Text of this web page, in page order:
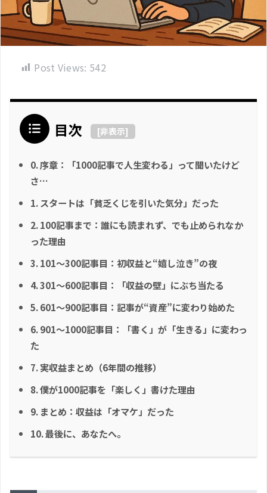
Post Views: 542
目次 [非表示]
0. 序章：「1000記事で人生変わる」って聞いたけど
さ…
1. スタートは「貧乏くじを引いた気分」だった
2. 100記事まで：誰にも読まれず、でも止められなか
った理由
3. 101〜300記事目：初収益と“嬉し泣き”の夜
4. 301〜600記事目：「収益の壁」にぶち当たる
5. 601〜900記事目：記事が“資産”に変わり始めた
6. 901〜1000記事目：「書く」が「生きる」に変わっ
た
7. 実収益まとめ（6年間の推移）
8. 僕が1000記事を「楽しく」書けた理由
9. まとめ：収益は「オマケ」だった
10. 最後に、あなたへ。